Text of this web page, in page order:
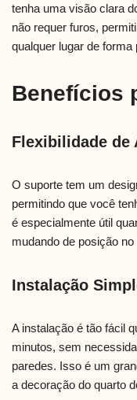
tenha uma visão clara
não requer furos,
qualquer lugar de forma
Benefícios
Flexibilidade de
O suporte tem um
permitindo que você
é especialmente útil
mudando de posição no
Instalação
A instalação é tão fácil
minutos, sem
paredes. Isso é um
a decoração do quarto